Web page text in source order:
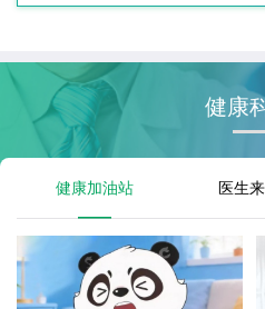
健康
健康加油站 医生